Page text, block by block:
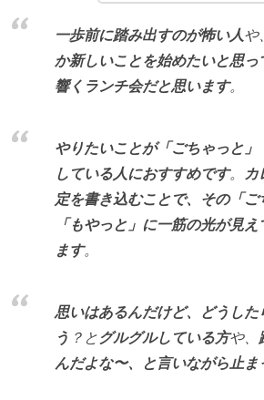
一歩前に踏み出すのが怖い人や
か新しいことを始めたいと思っ
響くランチ会だと思います。
やりたいことが「ごちゃっと」
している人におすすめです。
カ
定を書き込むことで、その「ご
「もやっと」に一筋の光が見
ます。
思いはあるんだけど、どうした
う ？と グルグルしている方や、
んだよな〜、と言いながら止ま